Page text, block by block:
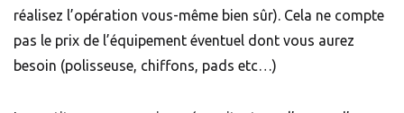
réalisez l’opération vous-même bien sûr). Cela ne compte
pas le prix de l’équipement éventuel dont vous aurez
besoin (polisseuse, chiffons, pads etc…)